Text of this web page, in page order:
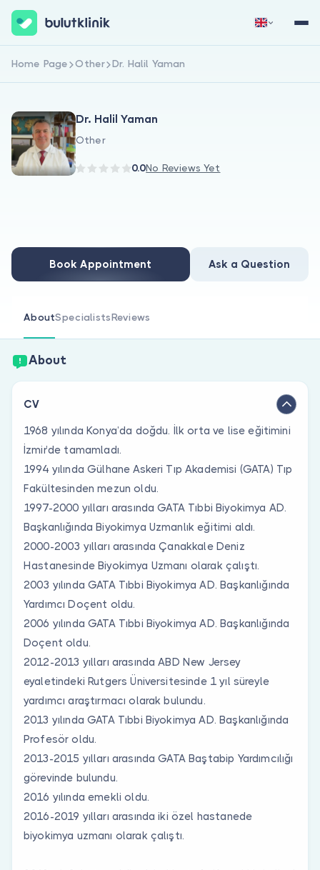
For Doctors
Are you a doctor?
Sign Up Now
Home Page Other Dr. Halil Yaman
Dr. Halil Yaman
Other
0.0No Reviews Yet
Book Appointment Ask a Question
AboutSpecialistsReviews
About
CV
1968 yılında Konya’da doğdu. İlk orta ve lise eğitimini
İzmir’de tamamladı.
1994 yılında Gülhane Askeri Tıp Akademisi (GATA) Tıp
Fakültesinden mezun oldu.
1997-2000 yılları arasında GATA Tıbbi Biyokimya AD.
Başkanlığında Biyokimya Uzmanlık eğitimi aldı.
2000-2003 yılları arasında Çanakkale Deniz
Hastanesinde Biyokimya Uzmanı olarak çalıştı.
2003 yılında GATA Tıbbi Biyokimya AD. Başkanlığında
Yardımcı Doçent oldu.
2006 yılında GATA Tıbbi Biyokimya AD. Başkanlığında
Doçent oldu.
2012-2013 yılları arasında ABD New Jersey
eyaletindeki Rutgers Üniversitesinde 1 yıl süreyle
yardımcı araştırmacı olarak bulundu.
2013 yılında GATA Tıbbi Biyokimya AD. Başkanlığında
Profesör oldu.
2013-2015 yılları arasında GATA Baştabip Yardımcılığı
görevinde bulundu.
2016 yılında emekli oldu.
2016-2019 yılları arasında iki özel hastanede
biyokimya uzmanı olarak çalıştı.